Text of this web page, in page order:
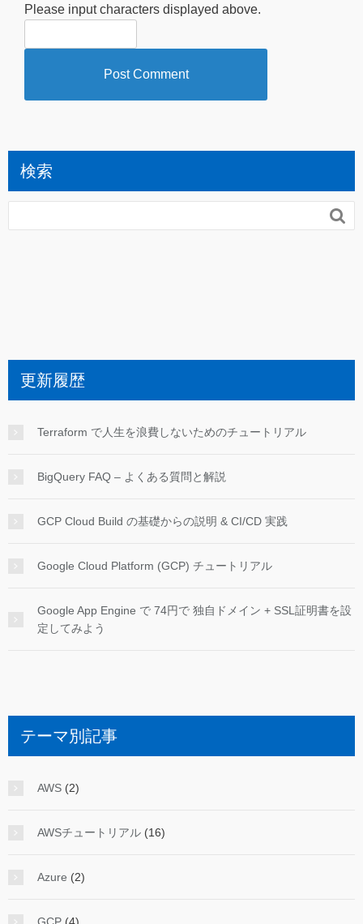
Please input characters displayed above.
検索

更新履歴
Terraform で人生を浪費しないためのチュートリアル
BigQuery FAQ – よくある質問と解説
GCP Cloud Build の基礎からの説明 & CI/CD 実践
Google Cloud Platform (GCP) チュートリアル
Google App Engine で 74円で 独自ドメイン + SSL証明書を設
定してみよう
テーマ別記事
AWS (2)
AWSチュートリアル (16)
Azure (2)